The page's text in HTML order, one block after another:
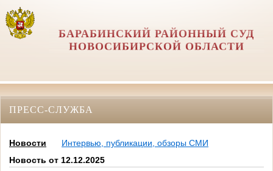
БАРАБИНСКИЙ РАЙОННЫЙ СУД
НОВОСИБИРСКОЙ ОБЛАСТИ
ПРЕСС-СЛУЖБА
Новости
Интервью, публикации, обзоры СМИ
Новость от 12.12.2025